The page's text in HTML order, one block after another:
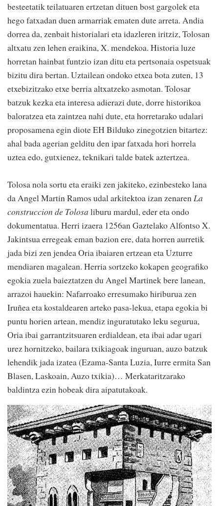
besteetatik teilatuaren ertzetan dituen bost gargolek eta
hego fatxadan duen armarriak ematen dute arreta. Andia
dorrea da, zenbait historialari eta idazleren iritziz, Tolosan
altxatu zen lehen eraikina, X. mendekoa. Historia luze
horretan hainbat funtzio izan ditu eta pertsonaia ospetsuak
bizitu dira bertan. Uztailean ondoko etxea bota zuten, 13
etxebizitzako etxe berria altxatzeko asmotan. Tolosar
batzuk kezka eta interesa adierazi dute, dorre historikoa
baloratzea eta zaintzea nahi dute, eta horretarako udalari
proposamena egin diote EH Bilduko zinegotzien bitartez:
ahal bada agerian gelditu den ipar fatxada hori horrela
uztea edo, gutxienez, teknikari talde batek aztertzea.
Tolosa nola sortu eta eraiki zen jakiteko, ezinbesteko lana
da Angel Martin Ramos udal arkitektoa izan zenarenLa
construccion de Tolosa liburu mardul, eder eta ondo
dokumentatua. Herri izaera 1256an Gaztelako Alfontso X.
Jakintsua erregeak eman bazion ere, data horren aurretik
jada bizi zen jendea Oria ibaiaren ertzean eta Uzturre
mendiaren magalean. Herria sortzeko kokapen geografiko
egokia zuela baieztatzen du Angel Martinek bere lanean,
arrazoi hauekin: Nafarroako erresumako hiriburua zen
Iruñea eta kostaldearen arteko pasa-lekua, etapa egokia bi
puntu horien artean, mendiz inguratutako leku segurua,
Oria ibai garrantzitsuaren erdialdean, eta ibai adar ugari
urez hornitzeko, bailara txikiagoak inguruan, auzo batzuk
lehendik jada izatea (Ezama-Santa Luzia, Iurre ermita San
Blasen, Laskoain, Auzo txikia)… Merkataritzarako
baldintza ezin hobeak dira aipatutakoak.